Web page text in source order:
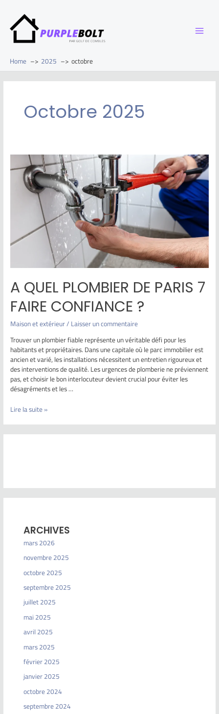
Home 2025 octobre
Octobre 2025
A QUEL PLOMBIER DE PARIS 7
FAIRE CONFIANCE ?
Maison et extérieur/Laisser un commentaire
Trouver un plombier fiable représente un véritable défi pour les
habitants et propriétaires. Dans une capitale où le parc immobilier est
ancien et varié, les installations nécessitent un entretien rigoureux et
des interventions de qualité. Les urgences de plomberie ne préviennent
pas, et choisir le bon interlocuteur devient crucial pour éviter les
désagréments et les …
Lire la suite »
ARCHIVES
mars 2026
novembre 2025
octobre 2025
septembre 2025
juillet 2025
mai 2025
avril 2025
mars 2025
février 2025
janvier 2025
octobre 2024
septembre 2024